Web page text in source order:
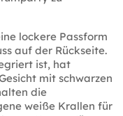
lockere Passform
auf der Rückseite.
ist, hat
mit schwarzen
die
weiße Krallen für